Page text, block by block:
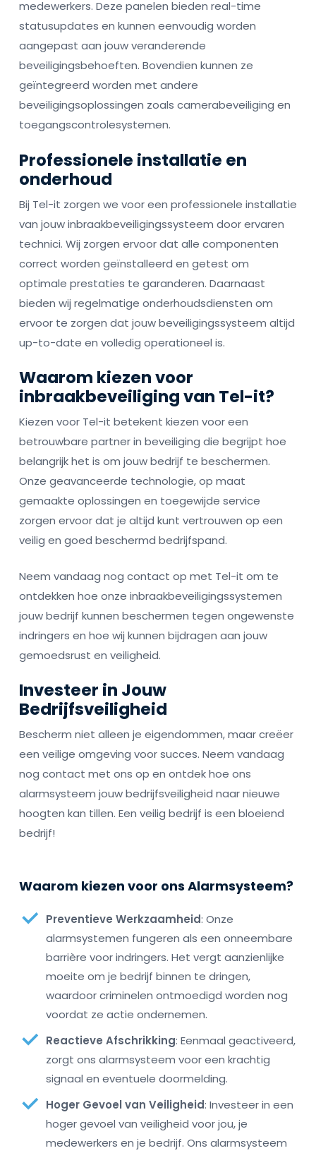
medewerkers. Deze panelen bieden real-time
statusupdates en kunnen eenvoudig worden
aangepast aan jouw veranderende
beveiligingsbehoeften. Bovendien kunnen ze
geïntegreerd worden met andere
beveiligingsoplossingen zoals camerabeveiliging en
toegangscontrolesystemen.
Professionele installatie en
onderhoud
Bij Tel-it zorgen we voor een professionele installatie
van jouw inbraakbeveiligingssysteem door ervaren
technici. Wij zorgen ervoor dat alle componenten
correct worden geïnstalleerd en getest om
optimale prestaties te garanderen. Daarnaast
bieden wij regelmatige onderhoudsdiensten om
ervoor te zorgen dat jouw beveiligingssysteem altijd
up-to-date en volledig operationeel is.
Waarom kiezen voor
inbraakbeveiliging van Tel-it?
Kiezen voor Tel-it betekent kiezen voor een
betrouwbare partner in beveiliging die begrijpt hoe
belangrijk het is om jouw bedrijf te beschermen.
Onze geavanceerde technologie, op maat
gemaakte oplossingen en toegewijde service
zorgen ervoor dat je altijd kunt vertrouwen op een
veilig en goed beschermd bedrijfspand.
Neem vandaag nog contact op met Tel-it om te
ontdekken hoe onze inbraakbeveiligingssystemen
jouw bedrijf kunnen beschermen tegen ongewenste
indringers en hoe wij kunnen bijdragen aan jouw
gemoedsrust en veiligheid.
Investeer in Jouw
Bedrijfsveiligheid
Bescherm niet alleen je eigendommen, maar creëer
een veilige omgeving voor succes. Neem vandaag
nog contact met ons op en ontdek hoe ons
alarmsysteem jouw bedrijfsveiligheid naar nieuwe
hoogten kan tillen. Een veilig bedrijf is een bloeiend
bedrijf!
Waarom kiezen voor ons Alarmsysteem?
Preventieve Werkzaamheid: Onze
alarmsystemen fungeren als een onneembare
barrière voor indringers. Het vergt aanzienlijke
moeite om je bedrijf binnen te dringen,
waardoor criminelen ontmoedigd worden nog
voordat ze actie ondernemen.
Reactieve Afschrikking: Eenmaal geactiveerd,
zorgt ons alarmsysteem voor een krachtig
signaal en eventuele doormelding.
Hoger Gevoel van Veiligheid: Investeer in een
hoger gevoel van veiligheid voor jou, je
medewerkers en je bedrijf. Ons alarmsysteem